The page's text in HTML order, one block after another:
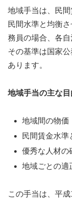
地域手当は、民
民間水準と均衡
務員の場合、各自
その基準は国家
あります。
地域手当の主な目
地域間の物価
民間賃金水準
優秀な人材の
地域ごとの適
この手当は、平